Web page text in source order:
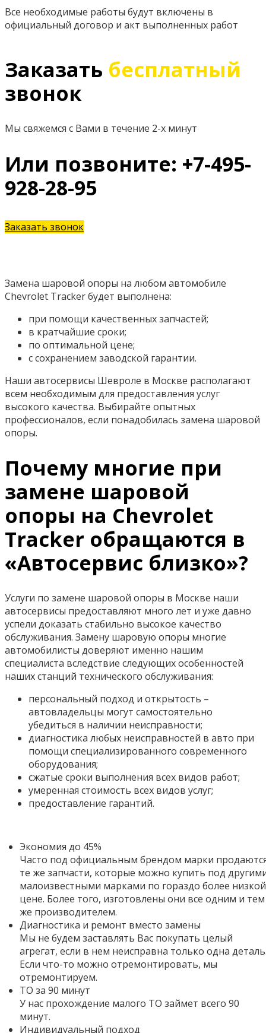
Все необходимые работы будут включены в
официальный договор и акт выполненных работ
Заказать бесплатный
звонок
Мы свяжемся с Вами в течение 2-х минут
Или позвоните: +7-495-
928-28-95
Заказать звонок
Замена шаровой опоры на любом автомобиле
Chevrolet Tracker будет выполнена:
при помощи качественных запчастей;
в кратчайшие сроки;
по оптимальной цене;
с сохранением заводской гарантии.
Наши автосервисы Шевроле в Москве располагают
всем необходимым для предоставления услуг
высокого качества. Выбирайте опытных
профессионалов, если понадобилась замена шаровой
опоры.
Почему многие при
замене шаровой
опоры на Chevrolet
Tracker обращаются в
«Автосервис близко»?
Услуги по замене шаровой опоры в Москве наши
автосервисы предоставляют много лет и уже давно
успели доказать стабильно высокое качество
обслуживания. Замену шаровую опоры многие
автомобилисты доверяют именно нашим
специалиста вследствие следующих особенностей
наших станций технического обслуживания:
персональный подход и открытость –
автовладельцы могут самостоятельно
убедиться в наличии неисправности;
диагностика любых неисправностей в авто при
помощи специализированного современного
оборудования;
сжатые сроки выполнения всех видов работ;
умеренная стоимость всех видов услуг;
предоставление гарантий.
Экономия до 45%
Часто под официальным брендом марки
те же запчасти, которые можно купить под
малоизвестными марками по гораздо более низкой
цене. Более того, изготовлены они все одним и тем
же производителем.
Диагностика и ремонт вместо замены
Мы не будем заставлять Вас покупать целый
агрегат, если в нем неисправна только одна
Если что-то можно отремонтировать, мы
отремонтируем.
ТО за 90 минут
У нас прохождение малого ТО займет всего 90
минут.
Индивидуальный подход